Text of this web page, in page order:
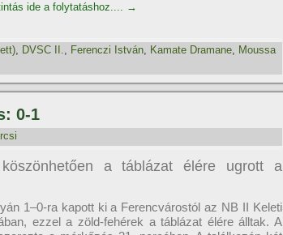
ide a folytatáshoz.... →
, DVSC II., Ferenczi István, Kamate Dramane, Moussa
0-1
a táblázat élére ugrott a
1–0-ra kapott ki a Ferencvárostól az NB II Keleti
ezzel a zöld-fehérek a táblázat élére álltak. A